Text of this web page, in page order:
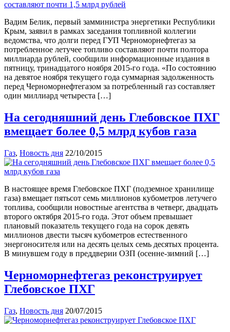
Вадим Белик, первый замминистра энергетики Республики
Крым, заявил в рамках заседания топливной коллегии
ведомства, что долги перед ГУП Черноморнефтегаз за
потребленное летучее топливо составляют почти полтора
миллиарда рублей, сообщили информационные издания в
пятницу, тринадцатого ноября 2015-го года. «По состоянию
на девятое ноября текущего года суммарная задолженность
перед Черноморнефтегазом за потребленный газ составляет
один миллиард четыреста […]
На сегодняшний день Глебовское ПХГ
вмещает более 0,5 млрд кубов газа
Газ, Новость дня 22/10/2015
В настоящее время Глебовское ПХГ (подземное хранилище
газа) вмещает пятьсот семь миллионов кубометров летучего
топлива, сообщили новостные агентства в четверг, двадцать
второго октября 2015-го года. Этот объем превышает
плановый показатель текущего года на сорок девять
миллионов двести тысяч кубометров естественного
энергоносителя или на десять целых семь десятых процента.
В минувшем году в преддверии ОЗП (осенне-зимний […]
Черноморнефтегаз реконструирует
Глебовское ПХГ
Газ, Новость дня 20/07/2015